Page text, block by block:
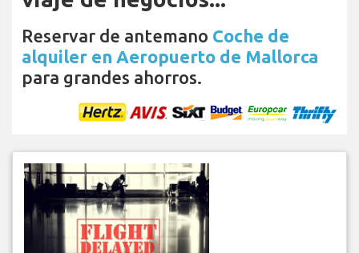
Reservar de antemano Coche de
alquiler en Aeropuerto de Mallorca
para grandes ahorros.